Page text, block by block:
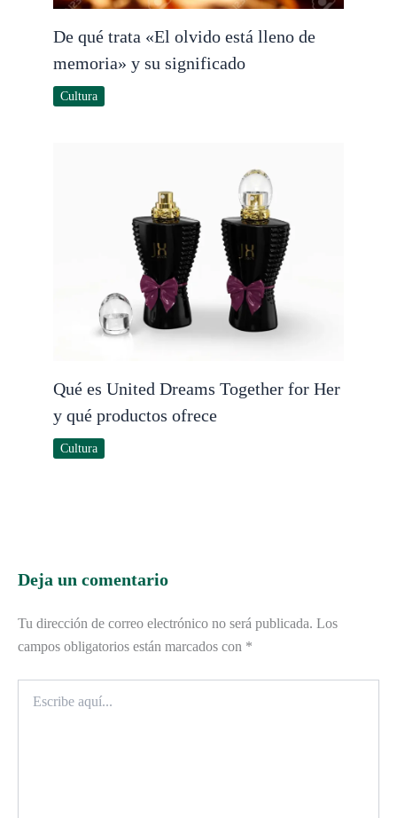
De qué trata «El olvido está lleno de
memoria» y su significado
Cultura
Qué es United Dreams Together for Her
y qué productos ofrece
Cultura
Deja un comentario
Tu dirección de correo electrónico no será publicada. Los
campos obligatorios están marcados con *
aquí...